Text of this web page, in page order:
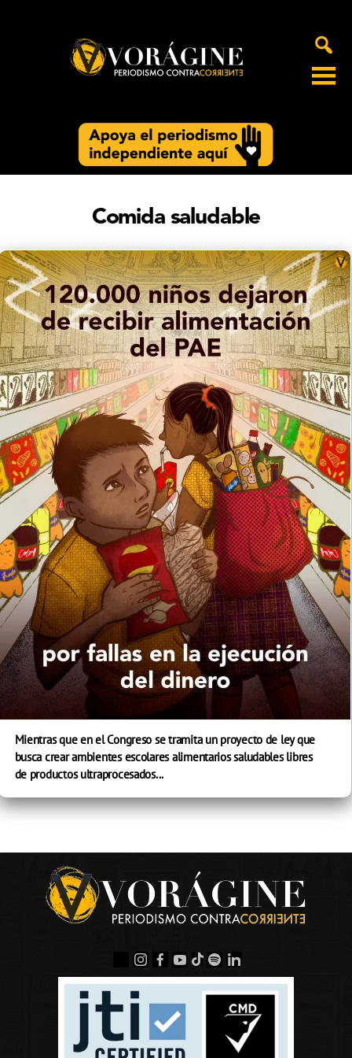
Comida saludable
Mientras que en el Congreso se tramita un proyecto de ley que
busca crear ambientes escolares alimentarios saludables libres
de productos ultraprocesados...